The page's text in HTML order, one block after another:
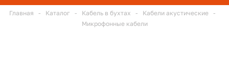
Главная - Каталог - Кабель в бухтах - Кабели акустические
-
Микрофонные кабели